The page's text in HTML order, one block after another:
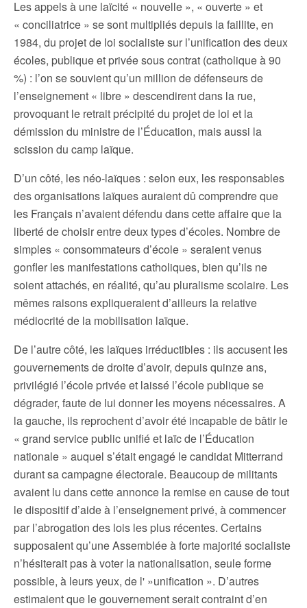
Les appels à une laïcité « nouvelle », « ouverte » et
« conciliatrice » se sont multipliés depuis la faillite, en
1984, du projet de loi socialiste sur l’unification des deux
écoles, publique et privée sous contrat (catholique à 90
%) : l’on se souvient qu’un million de défenseurs de
l’enseignement « libre » descendirent dans la rue,
provoquant le retrait précipité du projet de loi et la
démission du ministre de l’Éducation, mais aussi la
scission du camp laïque.
D’un côté, les néo-laïques : selon eux, les responsables
des organisations laïques auraient dû comprendre que
les Français n’avaient défendu dans cette affaire que la
liberté de choisir entre deux types d’écoles. Nombre de
simples « consommateurs d’école » seraient venus
gonfler les manifestations catholiques, bien qu’ils ne
soient attachés, en réalité, qu’au pluralisme scolaire. Les
mêmes raisons expliqueraient d’ailleurs la relative
médiocrité de la mobilisation laïque.
De l’autre côté, les laïques irréductibles : ils accusent les
gouvernements de droite d’avoir, depuis quinze ans,
privilégié l’école privée et laissé l’école publique se
dégrader, faute de lui donner les moyens nécessaires. A
la gauche, ils reprochent d’avoir été incapable de bâtir le
« grand service public unifié et laïc de l’Éducation
nationale » auquel s’était engagé le candidat Mitterrand
durant sa campagne électorale. Beaucoup de militants
avaient lu dans cette annonce la remise en cause de tout
le dispositif d’aide à l’enseignement privé, à commencer
par l’abrogation des lois les plus récentes. Certains
supposaient qu’une Assemblée à forte majorité socialiste
n’hésiterait pas à voter la nationalisation, seule forme
possible, à leurs yeux, de l' »unification ». D’autres
estimaient que le gouvernement serait contraint d’en